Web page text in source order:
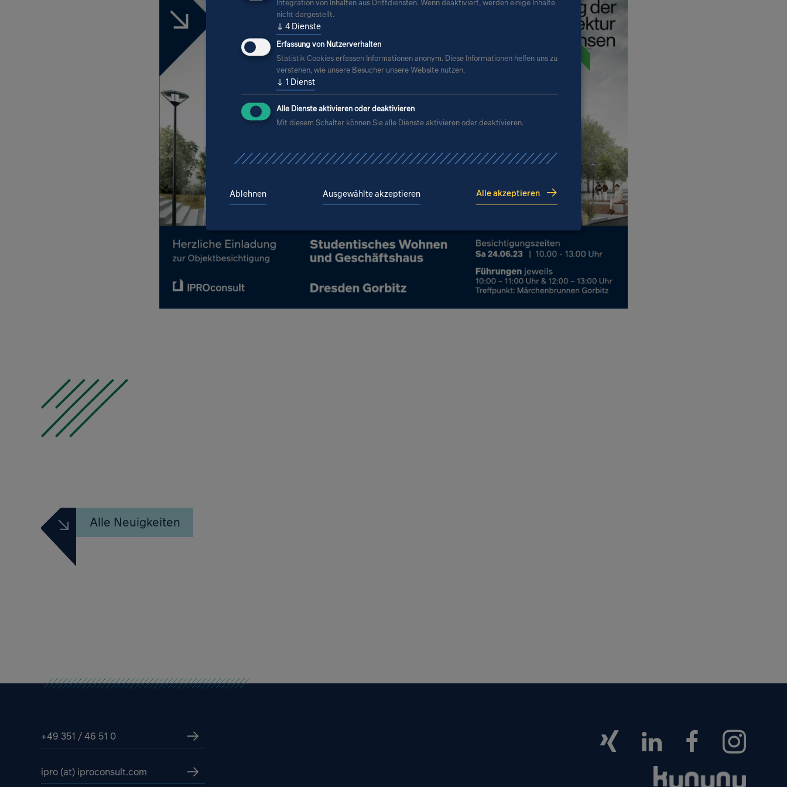
Alle Neuigkeiten
+49 351 / 46 51 0
ipro (at) iproconsult.com
Integration von Inhalten aus Drittdiensten. Wenn deaktiviert, werden einige Inhalte
nicht dargestellt.
↓ 4 Dienste
Erfassung von Nutzerverhalten
Statistik Cookies erfassen Informationen anonym. Diese Informationen helfen uns zu
verstehen, wie unsere Besucher unsere Website nutzen.
↓ 1 Dienst
Alle Dienste aktivieren oder deaktivieren
Mit diesem Schalter können Sie alle Dienste aktivieren oder deaktivieren.
Ablehnen Ausgewählte akzeptieren Alle akzeptieren